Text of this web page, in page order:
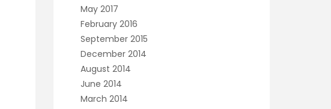
May 2017
February 2016
September 2015
December 2014
August 2014
June 2014
March 2014